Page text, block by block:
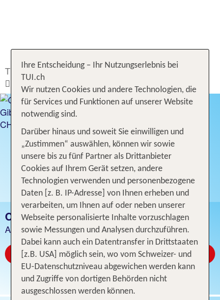
TUI.ch Ferien buchen Ferien
Spanien
Costa De La Luz
COSTA DE LA LUZ FERIEN
Angebot für 1 Woche inklusive Flug
Jetzt ab CHF 434
Ihre Entscheidung – Ihr Nutzungserlebnis bei
TUI.ch
Wir nutzen Cookies und andere Technologien, die
für Services und Funktionen auf unserer Website
notwendig sind.
Darüber hinaus und soweit Sie einwilligen und
„Zustimmen“ auswählen, können wir sowie
unsere bis zu fünf Partner als Drittanbieter
Cookies auf Ihrem Gerät setzen, andere
Technologien verwenden und personenbezogene
Daten [z. B. IP-Adresse] von Ihnen erheben und
verarbeiten, um Ihnen auf oder neben unserer
Webseite personalisierte Inhalte vorzuschlagen
sowie Messungen und Analysen durchzuführen.
Dabei kann auch ein Datentransfer in Drittstaaten
[z.B. USA] möglich sein, wo vom Schweizer- und
EU-Datenschutzniveau abgewichen werden kann
und Zugriffe von dortigen Behörden nicht
ausgeschlossen werden können.